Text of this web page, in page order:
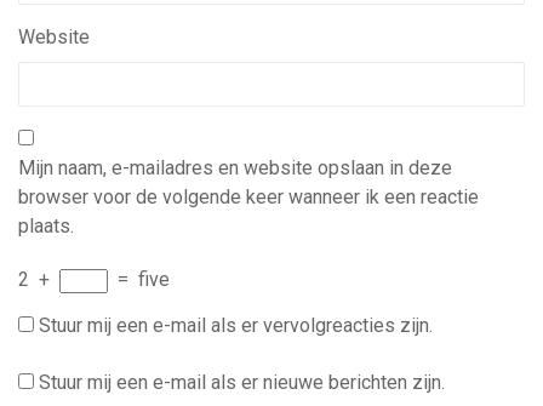
Website
Mijn naam, e-mailadres en website opslaan in deze
browser voor de volgende keer wanneer ik een reactie
plaats.
2 + = five
Stuur mij een e-mail als er vervolgreacties zijn.
Stuur mij een e-mail als er nieuwe berichten zijn.